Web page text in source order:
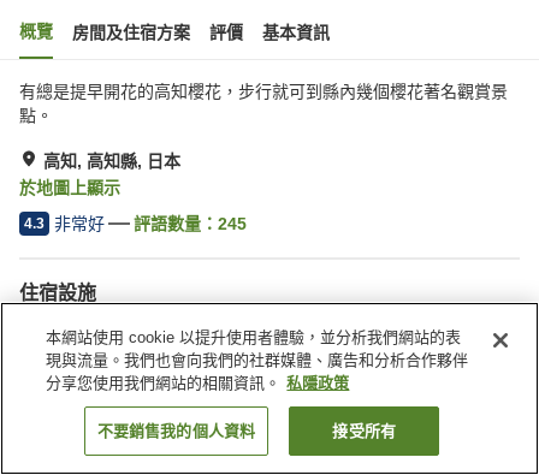
概覽 房間及住宿方案 評價 基本資訊
有總是提早開花的高知櫻花，步行就可到縣內幾個櫻花著名觀賞景
點。
高知, 高知縣, 日本
於地圖上顯示
4.3 非常好 評語數量： 245
住宿設施
餐廳
全幢禁煙
自動販賣機
會議室
找客房
本網站使用 cookie 以提升使用者體驗，並分析我們網站的表
現與流量。我們也會向我們的社群媒體、廣告和分析合作夥伴
分享您使用我們網站的相關資訊。
私隱政策
不要銷售我的個人資料 接受所有